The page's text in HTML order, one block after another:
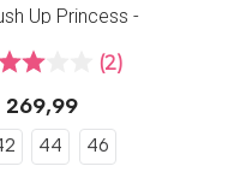
Up Princess -
2
269,99
44 46